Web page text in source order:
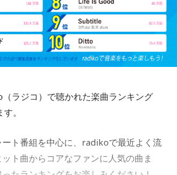
ラジコ）で聴かれた楽曲ランキング
。
ト番組を中心に、radikoで最近よく流
ト曲からコアなファンに人気の曲ま